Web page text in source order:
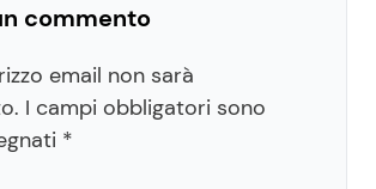
commento
email non sarà
I campi obbligatori sono
*